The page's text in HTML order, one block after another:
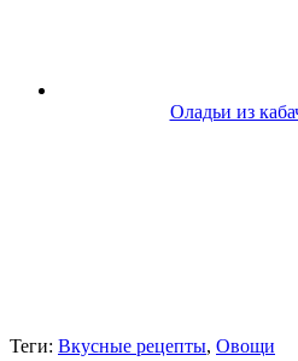
Оладьи из
Теги: Вкусные рецепты, Овощи